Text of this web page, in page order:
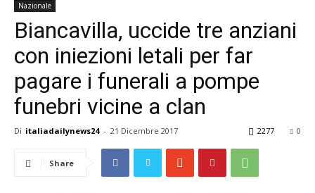
Daily
News
Nazionale
Biancavilla, uccide tre anziani
con iniezioni letali per far
pagare i funerali a pompe
funebri vicine a clan
Di italiadailynews24 - 21 Dicembre 2017 0
2277
Share